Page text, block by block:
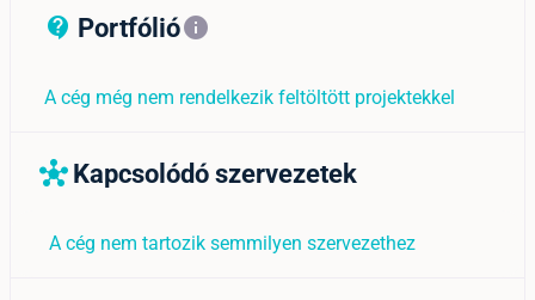
contact_support_outline
Portfólióinfo
A cég még nem rendelkezik feltöltött projektekkel
hub Kapcsolódó szervezetek
A cég nem tartozik semmilyen szervezethez